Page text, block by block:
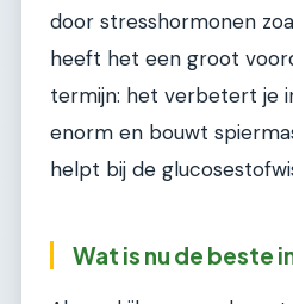
door stresshormonen
heeft het een groot
termijn: het verbetert je
enorm en bouwt
helpt bij de
Wat is nu de beste